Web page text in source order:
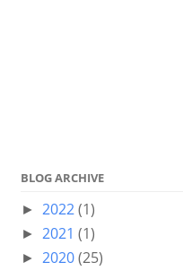
BLOG ARCHIVE
► 2022(1)
► 2021 (1)
► 2020(25)